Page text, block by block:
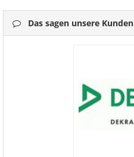
Das sagen unsere Kunden